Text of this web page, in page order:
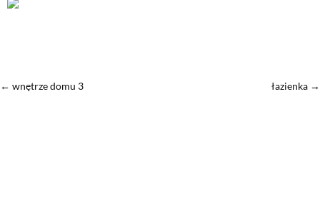
← wnętrze domu 3 łazienka →